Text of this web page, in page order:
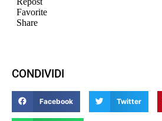
CONDIVIDI
Facebook Twitter